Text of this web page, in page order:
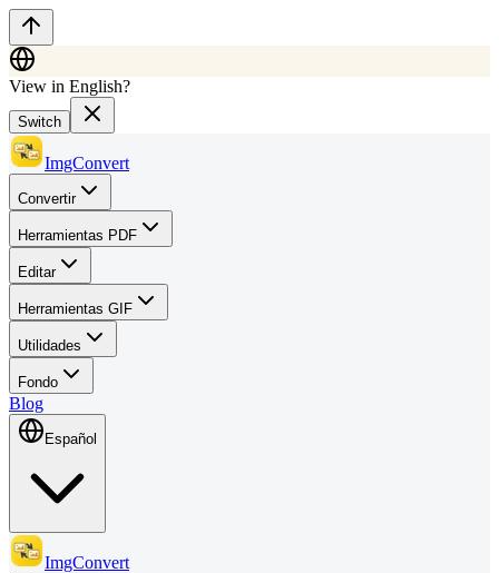
View in English?
Switch
ImgConvert
Convertir
Herramientas PDF
Editar
Herramientas GIF
Utilidades
Fondo
Blog
Español
ImgConvert